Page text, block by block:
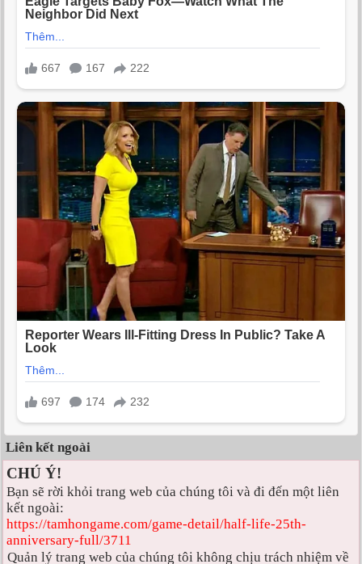
Liên kết ngoài
CHÚ Ý!
Bạn sẽ rời khỏi trang web của chúng tôi và đi đến một liên
kết ngoài:
https://tamhongame.com/game-detail/half-life-25th-
anniversary-full/3711
Quản lý trang web của chúng tôi không chịu trách nhiệm về